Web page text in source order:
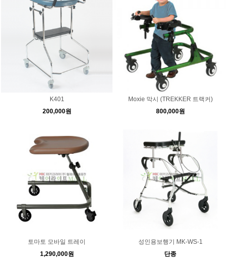
K401
200,000원
Moxie 막시 (TREKKER 트랙커)
800,000원
토마토 모바일 트레이
1,290,000원
성인용보행기 MK-WS-1
단종